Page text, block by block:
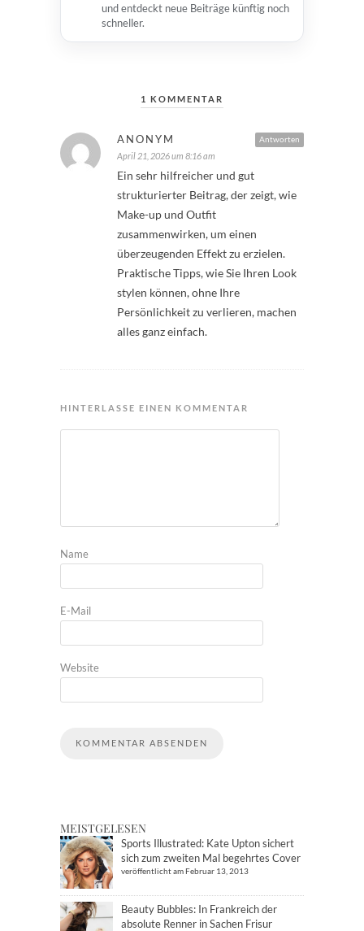
und entdeckt neue Beiträge künftig noch
schneller.
1 KOMMENTAR
Antworten
ANONYM
April 21, 2026 um 8:16 am
Ein sehr hilfreicher und gut
strukturierter Beitrag, der zeigt, wie
Make-up und Outfit
zusammenwirken, um einen
überzeugenden Effekt zu erzielen.
Praktische Tipps, wie Sie Ihren Look
stylen können, ohne Ihre
Persönlichkeit zu verlieren, machen
alles ganz einfach.
HINTERLASSE EINEN KOMMENTAR
Name
E-Mail
Website
MEISTGELESEN
Sports Illustrated: Kate Upton sichert
sich zum zweiten Mal begehrtes Cover
veröffentlicht am Februar 13, 2013
Beauty Bubbles: In Frankreich der
absolute Renner in Sachen Frisur